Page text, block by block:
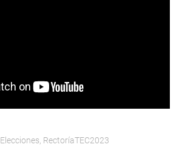
Elecciones, RectoríaTEC2023